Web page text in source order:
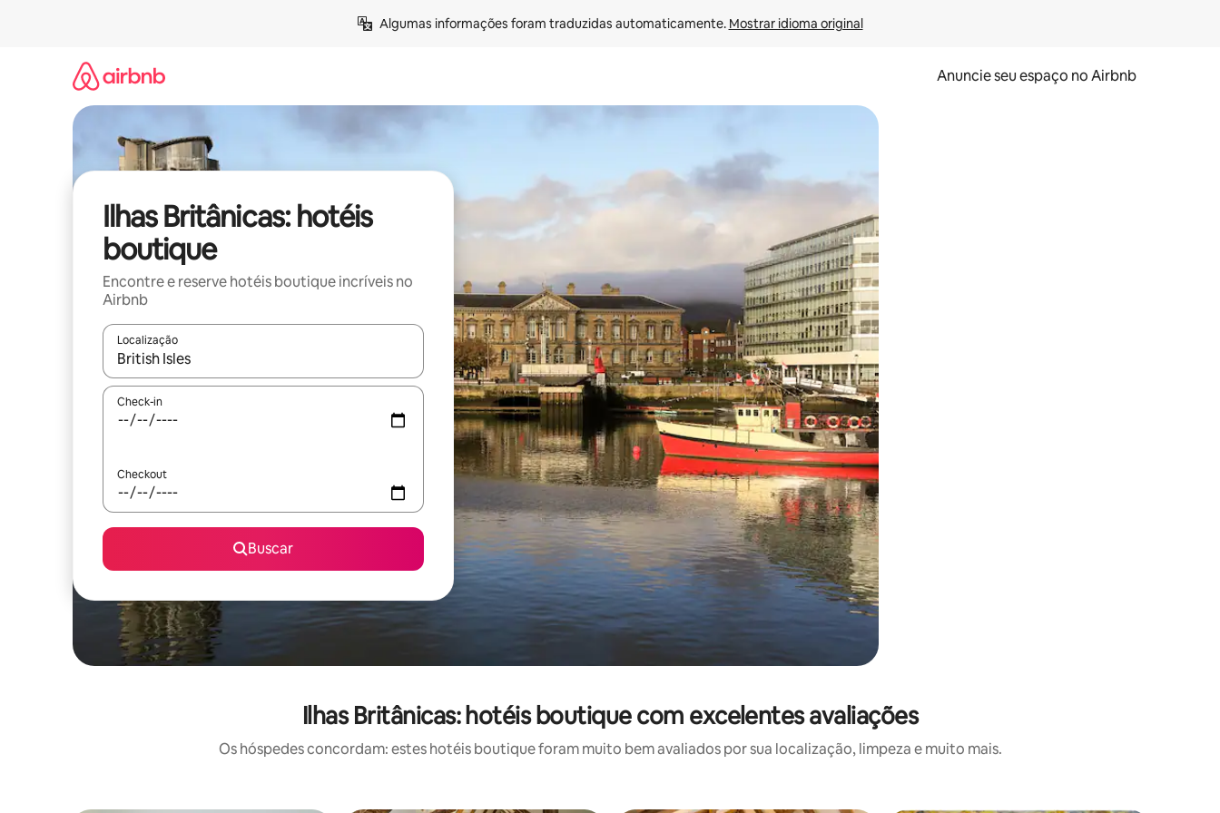
Algumas informações foram traduzidas automaticamente. Mostrar idioma original
Anuncie seu espaço no Airbnb
Ilhas Britânicas: hotéis
boutique
Encontre e reserve hotéis boutique incríveis no
Airbnb
Localização
Quando os resultados estiverem disponíveis, explore-os usando as seta para cima e para baixo do teclado ou tocando e deslizando o dedo na tela.
Check-in
Checkout
Buscar
Ilhas Britânicas: hotéis boutique com excelentes avaliações
Os hóspedes concordam: estes hotéis boutique foram muito bem avaliados por sua localização, limpeza e muito mais.